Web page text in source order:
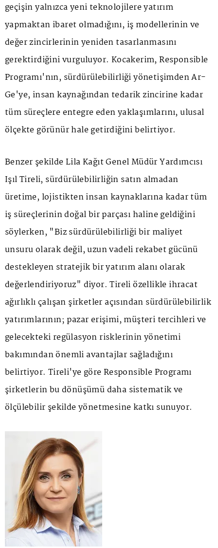
geçişin yalnızca yeni teknolojilere yatırım
yapmaktan ibaret olmadığını, iş modellerinin ve
değer zincirlerinin yeniden tasarlanmasını
gerektirdiğini vurguluyor. Kocakerim, Responsible
Programı'nın, sürdürülebilirliği yönetişimden Ar-
Ge'ye, insan kaynağından tedarik zincirine kadar
tüm süreçlere entegre eden yaklaşımlarını, ulusal
ölçekte görünür hale getirdiğini belirtiyor.
Benzer şekilde Lila Kağıt Genel Müdür Yardımcısı
Işıl Tireli, sürdürülebilirliğin satın almadan
üretime, lojistikten insan kaynaklarına kadar tüm
iş süreçlerinin doğal bir parçası haline geldiğini
söylerken, "Biz sürdürülebilirliği bir maliyet
unsuru olarak değil, uzun vadeli rekabet gücünü
destekleyen stratejik bir yatırım alanı olarak
değerlendiriyoruz" diyor. Tireli özellikle ihracat
ağırlıklı çalışan şirketler açısından sürdürülebilirlik
yatırımlarının; pazar erişimi, müşteri tercihleri ve
gelecekteki regülasyon risklerinin yönetimi
bakımından önemli avantajlar sağladığını
belirtiyor. Tireli'ye göre Responsible Programı
şirketlerin bu dönüşümü daha sistematik ve
ölçülebilir şekilde yönetmesine katkı sunuyor.